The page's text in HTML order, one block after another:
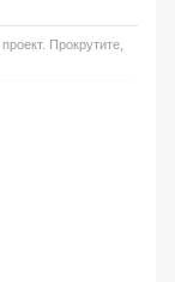
Прокрутите,